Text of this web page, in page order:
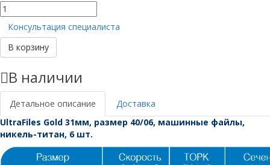
Количество
товара
UltraFiles
Gold
31мм,
40/06
Консультация специалиста
В корзину
В наличии
Детальное описание
Доставка
UltraFiles Gold 31мм, размер 40/06, машинные файлы,
никель-титан, 6 шт.